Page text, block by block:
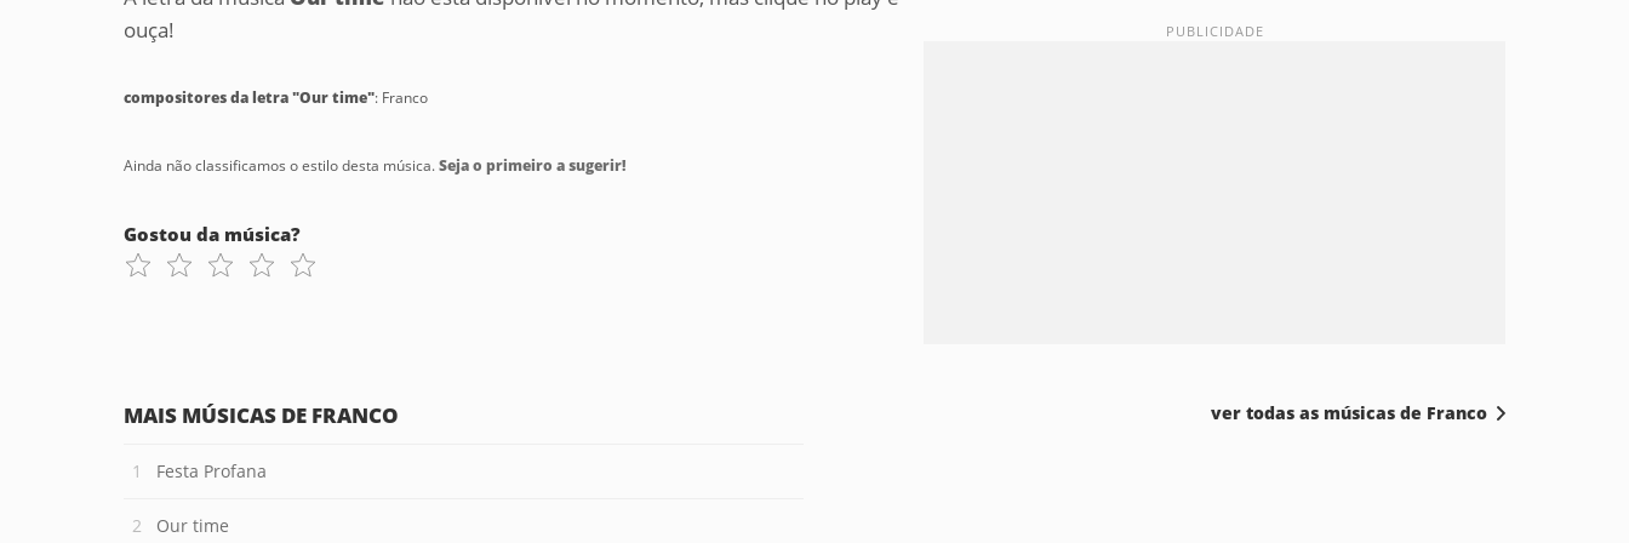
ouça!
compositores da letra "Our time": Franco
Ainda não classificamos o estilo desta música.Seja o primeiro a sugerir!
Gostou da música?
MAIS MÚSICAS DE FRANCO
Festa Profana
Our time
ver todas as músicas de Franco